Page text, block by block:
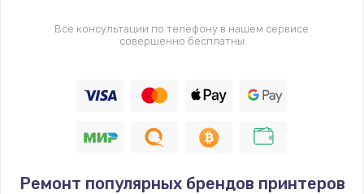
Все консультации по телефону в нашем сервисе
совершенно бесплатны
Ремонт популярных брендов принтеров